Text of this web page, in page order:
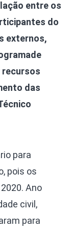
entre os
do
externos,
de
recursos
das
para
pois os
Ano
civil,
para